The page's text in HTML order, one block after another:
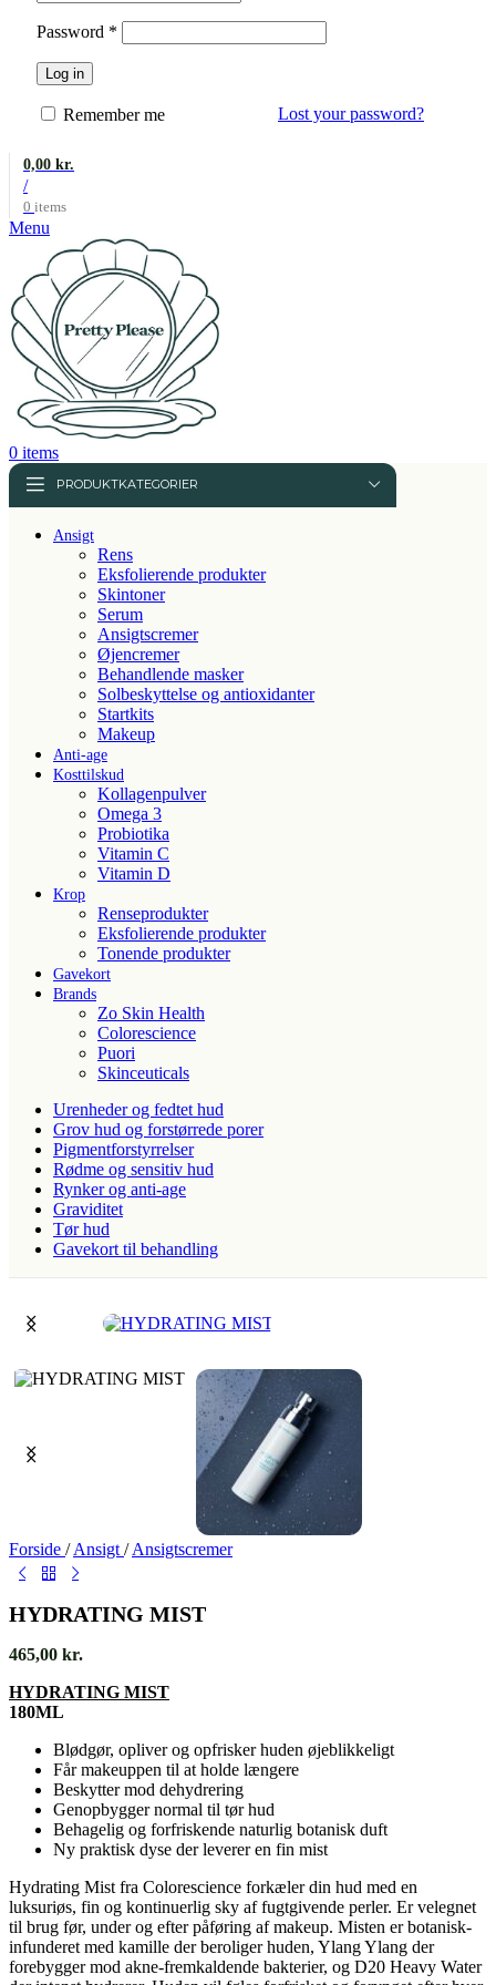
Password *
Log in
Lost your password?
Remember me
0 items
/
0,00 kr.
Menu
0 items
PRODUKTKATEGORIER
Ansigt
Rens
Eksfolierende produkter
Skintoner
Serum
Ansigtscremer
Øjencremer
Behandlende masker
Solbeskyttelse og antioxidanter
Startkits
Makeup
Anti-age
Kosttilskud
Kollagenpulver
Omega 3
Probiotika
Vitamin C
Vitamin D
Krop
Renseprodukter
Eksfolierende produkter
Tonende produkter
Gavekort
Brands
Zo Skin Health
Colorescience
Puori
Skinceuticals
Urenheder og fedtet hud
Grov hud og forstørrede porer
Pigmentforstyrrelser
Rødme og sensitiv hud
Rynker og anti-age
Graviditet
Tør hud
Gavekort til behandling
Forside / Ansigt / Ansigtscremer
HYDRATING MIST
465,00 kr.
HYDRATING MIST
180ML
Blødgør, opliver og opfrisker huden øjeblikkeligt
Får makeuppen til at holde længere
Beskytter mod dehydrering
Genopbygger normal til tør hud
Behagelig og forfriskende naturlig botanisk duft
Ny praktisk dyse der leverer en fin mist
Hydrating Mist fra Colorescience forkæler din hud med en
luksuriøs, fin og kontinuerlig sky af fugtgivende perler. Er velegnet
til brug før, under og efter påføring af makeup. Misten er botanisk-
infunderet med kamille der beroliger huden, Ylang Ylang der
forebygger mod akne-fremkaldende bakterier, og D20 Heavy Water